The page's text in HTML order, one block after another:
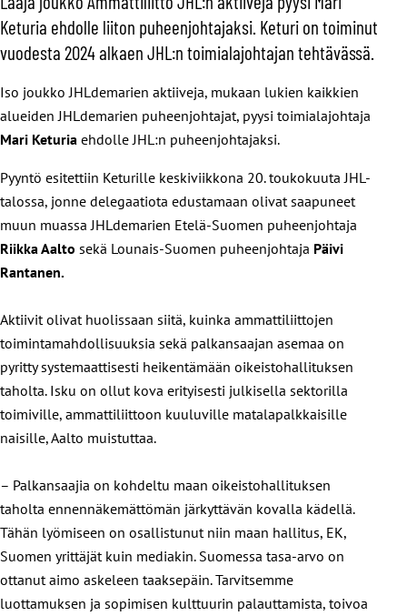
Keturia ehdolle liiton puheenjohtajaksi. Keturi on toiminut
vuodesta 2024 alkaen JHL:n toimialajohtajan tehtävässä.
Iso joukko JHLdemarien aktiiveja, mukaan lukien kaikkien
alueiden JHLdemarien puheenjohtajat, pyysi toimialajohtaja
Mari Keturia ehdolle JHL:n puheenjohtajaksi.
Pyyntö esitettiin Keturille keskiviikkona 20. toukokuuta JHL-
talossa, jonne delegaatiota edustamaan olivat saapuneet
muun muassa JHLdemarien Etelä-Suomen puheenjohtaja
Riikka Aalto sekä Lounais-Suomen puheenjohtaja Päivi
Rantanen.
Aktiivit olivat huolissaan siitä, kuinka ammattiliittojen
toimintamahdollisuuksia sekä palkansaajan asemaa on
pyritty systemaattisesti heikentämään oikeistohallituksen
taholta. Isku on ollut kova erityisesti julkisella sektorilla
toimiville, ammattiliittoon kuuluville matalapalkkaisille
naisille, Aalto muistuttaa.
– Palkansaajia on kohdeltu maan oikeistohallituksen
taholta ennennäkemättömän järkyttävän kovalla kädellä.
Tähän lyömiseen on osallistunut niin maan hallitus, EK,
Suomen yrittäjät kuin mediakin. Suomessa tasa-arvo on
ottanut aimo askeleen taaksepäin. Tarvitsemme
luottamuksen ja sopimisen kulttuurin palauttamista, toivoa